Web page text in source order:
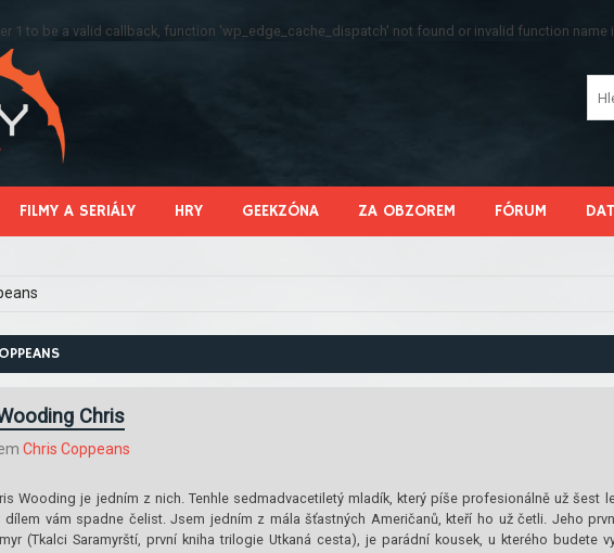
1 to be a valid callback, function 'wp_edge_cache_dispatch' not found or invalid function name
FILMY A SERIÁLY HRY GEEKZÓNA ZA OBZOREM FÓRUM
Chris
Chris Coppeans
Wooding je jedním z nich. Tenhle sedmadvacetiletý mladík, který píše profesionálně už šest
dílem vám spadne čelist. Jsem jedním z mála šťastných Američanů, kteří ho už četli. Jeho
(Tkalci Saramyrští, první kniha trilogie Utkaná cesta), je parádní kousek, u kterého budete